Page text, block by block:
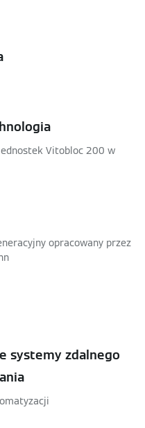
Vitobloc 200 w
opracowany przez
systemy zdalnego